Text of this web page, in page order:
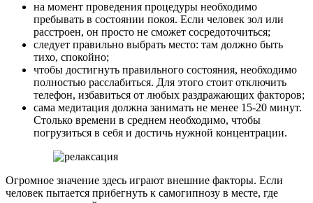
на момент проведения процедуры необходимо
пребывать в состоянии покоя. Если человек зол или
расстроен, он просто не сможет сосредоточиться;
следует правильно выбрать место: там должно быть
тихо, спокойно;
чтобы достигнуть правильного состояния, необходимо
полностью расслабиться. Для этого стоит отключить
телефон, избавиться от любых раздражающих факторов;
сама медитация должна занимать не менее 15-20 минут.
Столько времени в среднем необходимо, чтобы
погрузиться в себя и достичь нужной концентрации.
Огромное значение здесь играют внешние факторы. Если
человек пытается прибегнуть к самогипнозу в месте, где